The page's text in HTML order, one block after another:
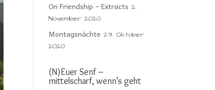
On Friendship – Extracts 2.
November 2020
Montagsnächte 29. Oktober
2020
(N)Euer Senf –
mittelscharf, wenn’s geht